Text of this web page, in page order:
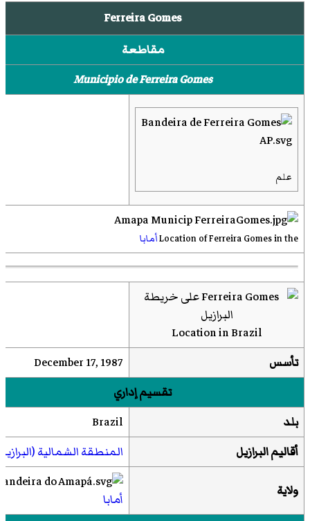
Ferreira Gomes
مقاطعة
Municipio de Ferreira Gomes
علم
Location of Ferreira Gomes in theأمابا
Location in Brazil
تأسس
December 17, 1987
تقسيم إداري
بلد
Brazil
أقاليم البرازيل
المنطقة الشمالية
ولاية
أمابا